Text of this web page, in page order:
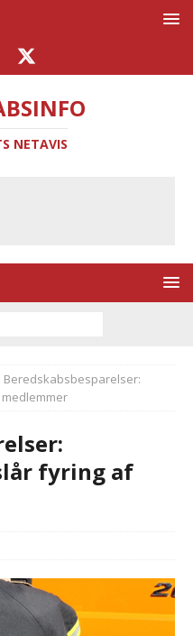
NETAVIS
Beredskabsbesparelser:
fyring af